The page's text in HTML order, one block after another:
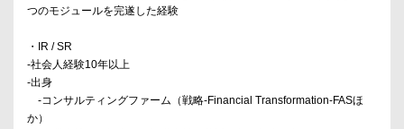
つのモジュールを完遂した経験
・IR / SR
-社会人経験10年以上
-出身
-コンサルティングファーム（戦略-Financial Transformation-FASほ
か）